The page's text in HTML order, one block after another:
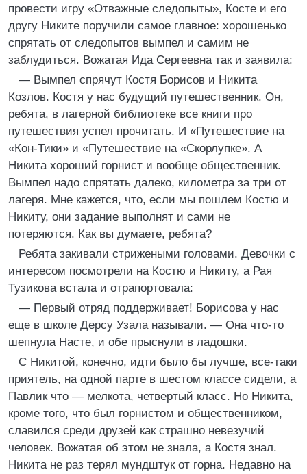
провести игру «Отважные следопыты», Косте и его
другу Никите поручили самое главное: хорошенько
спрятать от следопытов вымпел и самим не
заблудиться. Вожатая Ида Сергеевна так и заявила:
— Вымпел спрячут Костя Борисов и Никита
Козлов. Костя у нас будущий путешественник. Он,
ребята, в лагерной библиотеке все книги про
путешествия успел прочитать. И «Путешествие на
«Кон-Тики» и «Путешествие на «Скорлупке». А
Никита хороший горнист и вообще общественник.
Вымпел надо спрятать далеко, километра за три от
лагеря. Мне кажется, что, если мы пошлем Костю и
Никиту, они задание выполнят и сами не
потеряются. Как вы думаете, ребята?
Ребята закивали стрижеными головами. Девочки с
интересом посмотрели на Костю и Никиту, а Рая
Тузикова встала и отрапортовала:
— Первый отряд поддерживает! Борисова у нас
еще в школе Дерсу Узала называли. — Она что-то
шепнула Насте, и обе прыснули в ладошки.
С Никитой, конечно, идти было бы лучше, все-таки
приятель, на одной парте в шестом классе сидели, а
Павлик что — мелкота, четвертый класс. Но Никита,
кроме того, что был горнистом и общественником,
славился среди друзей как страшно невезучий
человек. Вожатая об этом не знала, а Костя знал.
Никита не раз терял мундштук от горна. Недавно на